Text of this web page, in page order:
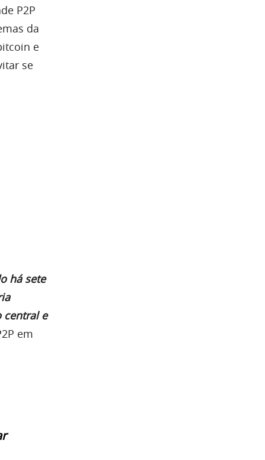
P2P
da
e
se
há sete
central e
em